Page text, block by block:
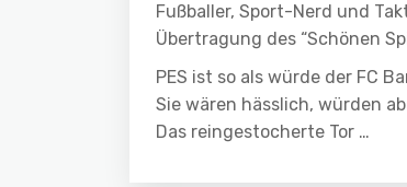
Fußballer, Sport-Nerd und
Übertragung des “Schönen
PES ist so als würde der FC
Sie wären hässlich, würden
Das reingestocherte Tor …